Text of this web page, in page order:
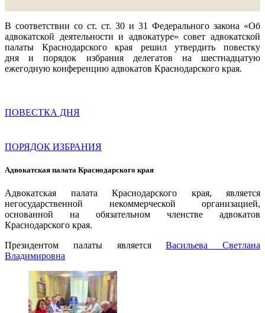
В соответствии со ст. ст. 30 и 31 Федерального закона «Об
адвокатской деятельности и адвокатуре» совет адвокатской
палаты Краснодарского края решил утвердить повестку
дня и порядок избрания делегатов на шестнадцатую
ежегодную конференцию адвокатов Краснодарского края.
ПОВЕСТКА ДНЯ
ПОРЯДОК ИЗБРАНИЯ
Адвокатская палата Краснодарского края
Адвокатская палата Краснодарского края, является
негосударственной некоммерческой организацией,
основанной на обязательном членстве адвокатов
Краснодарского края.
Президентом палаты являетсяВаcильева Светлана
Владимировна